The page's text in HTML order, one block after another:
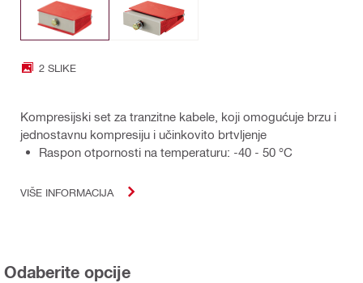
2 SLIKE
Kompresijski set za tranzitne kabele, koji omogućuje brzu i
jednostavnu kompresiju i učinkovito brtvljenje
Raspon otpornosti na temperaturu: -40 - 50 °C
VIŠE INFORMACIJA
Odaberite opcije